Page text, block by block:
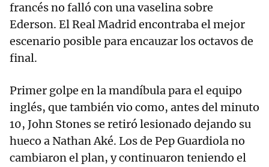
francés no falló con una vaselina sobre
Ederson. El Real Madrid encontraba el mejor
escenario posible para encauzar los octavos de
final.
Primer golpe en la mandíbula para el equipo
inglés, que también vio como, antes del minuto
10, John Stones se retiró lesionado dejando su
hueco a Nathan Aké. Los de Pep Guardiola no
cambiaron el plan, y continuaron teniendo el